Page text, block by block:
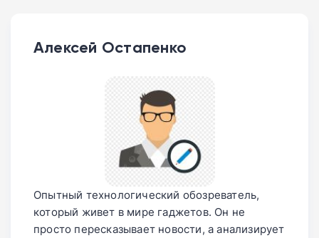
Алексей Остапенко
Опытный технологический обозреватель,
который живет в мире гаджетов. Он не
просто пересказывает новости, а анализирует